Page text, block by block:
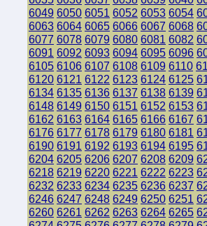
6049 6050 6051 6052 6053 6054
6063 6064 6065 6066 6067 6068
6077 6078 6079 6080 6081 6082
6091 6092 6093 6094 6095 6096
6105 6106 6107 6108 6109 6110
6120 6121 6122 6123 6124 6125
6134 6135 6136 6137 6138 6139
6148 6149 6150 6151 6152 6153
6162 6163 6164 6165 6166 6167
6176 6177 6178 6179 6180 6181
6190 6191 6192 6193 6194 6195
6204 6205 6206 6207 6208 6209
6218 6219 6220 6221 6222 6223
6232 6233 6234 6235 6236 6237
6246 6247 6248 6249 6250 6251
6260 6261 6262 6263 6264 6265